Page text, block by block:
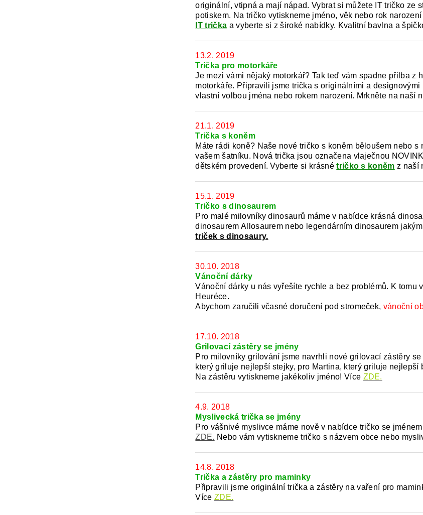
originální, vtipná a mají nápad. Vybrat si můžete IT tričko ze
potiskem. Na tričko vytiskneme jméno, věk nebo rok
IT trička a vyberte si z široké nabídky. Kvalitní bavlna a
13.2. 2019
Trička pro motorkáře
Je mezi vámi nějaký motorkář? Tak teď vám spadne přilba
motorkáře. Připravili jsme trička s originálními a
vlastní volbou jména nebo rokem narození. Mrkněte na naší
21.1. 2019
Trička s koněm
Máte rádi koně? Naše nové tričko s koněm běloušem nebo
vašem šatníku. Nová trička jsou označena vlaječnou
dětském provedení. Vyberte si krásnétričko s koněm z naší
15.1. 2019
Tričko s dinosaurem
Pro malé milovníky dinosaurů máme v nabídce krásná
dinosaurem Allosaurem nebo legendárním dinosaurem
triček s dinosaury.
30.10. 2018
Vánoční dárky
Vánoční dárky u nás vyřešíte rychle a bez problémů. K tomu
Heuréce.
Abychom zaručili včasné doručení pod stromeček, vánoční
17.10. 2018
Grilovací zástěry se jmény
Pro milovníky grilování jsme navrhli nové grilovací zástěry
který griluje nejlepší stejky, pro Martina, který griluje
Na zástěru vytiskneme jakékoliv jméno! Více ZDE.
4.9. 2018
Myslivecká trička se jmény
Pro vášnivé myslivce máme nově v nabídce tričko se jménem
ZDE. Nebo vám vytiskneme tričko s názvem obce nebo
14.8. 2018
Trička a zástěry pro maminky
Připravili jsme originální trička a zástěry na vaření pro
Více ZDE.